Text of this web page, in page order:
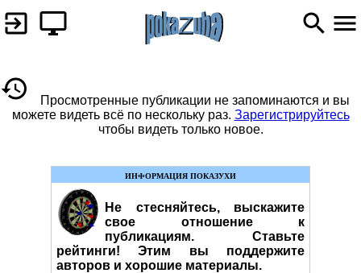
Просмотренные публикации не запоминаются и вы
можете видеть всё по нескольку раз. Зарегистрируйтесь
чтобы видеть только новое.
ИНФОРМАЦИЯ ПОКАЗУХИ
Не стесняйтесь, выскажите
свое отношение к
публикациям. Ставьте
рейтинги! Этим вы поддержите
авторов и хорошие материалы.